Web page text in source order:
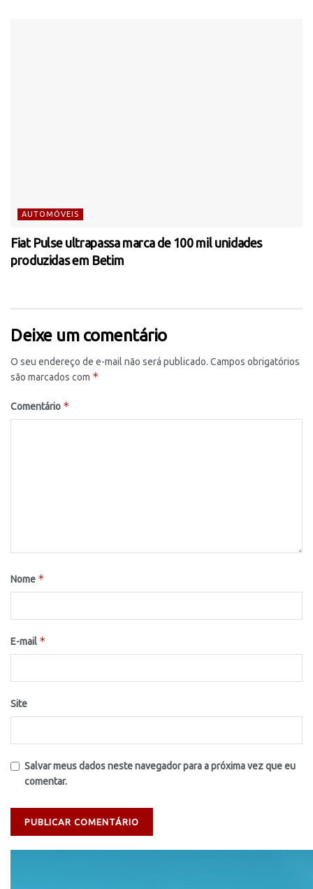
AUTOMÓVEIS
Fiat Pulse ultrapassa marca de 100 mil unidades
produzidas em Betim
Deixe um comentário
O seu endereço de e-mail não será publicado. Campos obrigatórios
são marcados com *
Comentário *
Nome *
E-mail *
Site
Salvar meus dados neste navegador para a próxima vez que eu
comentar.